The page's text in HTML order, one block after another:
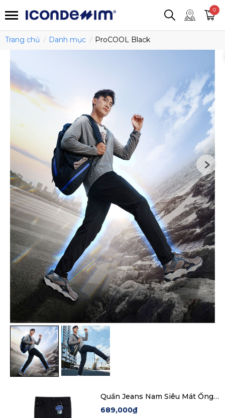
0
Trang chủ Danh mục ProCOOL Black
Quần Jeans Nam Siêu Mát Ống
Ôm ProCOOL Black Form Slim
Fit
689,000₫